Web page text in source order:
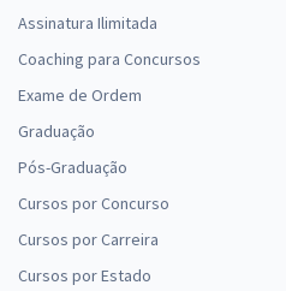
Assinatura Ilimitada
Coaching para Concursos
Exame de Ordem
Graduação
Pós-Graduação
Cursos por Concurso
Cursos por Carreira
Cursos por Estado